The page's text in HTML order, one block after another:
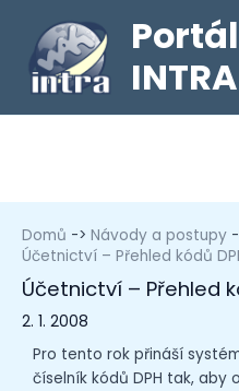
INTRA
Domů
Návody a postupy
Účetnictví – Přehled kódů
Účetnictví – Přehled
2. 1. 2008
Pro tento rok přináší
číselník kódů DPH tak,